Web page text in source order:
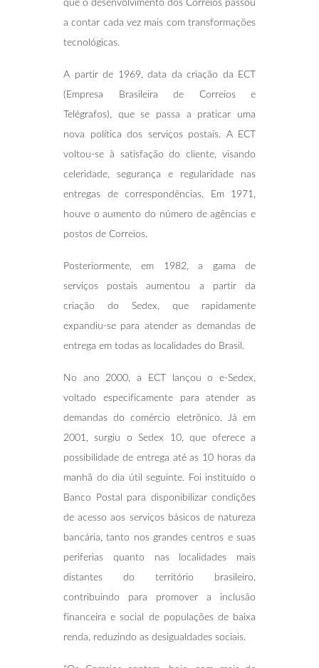
que o desenvolvimento dos Correios passou
a contar cada vez mais com transformações
tecnológicas.
A partir de 1969, data da criação da ECT
(Empresa Brasileira de Correios e
Telégrafos), que se passa a praticar uma
nova política dos serviços postais. A ECT
voltou-se à satisfação do cliente, visando
celeridade, segurança e regularidade nas
entregas de correspondências. Em 1971,
houve o aumento do número de agências e
postos de Correios.
Posteriormente, em 1982, a gama de
serviços postais aumentou a partir da
criação do Sedex, que rapidamente
expandiu-se para atender as demandas de
entrega em todas as localidades do Brasil.
No ano 2000, a ECT lançou o e-Sedex,
voltado especificamente para atender as
demandas do comércio eletrônico. Já em
2001, surgiu o Sedex 10, que oferece a
possibilidade de entrega até as 10 horas da
manhã do dia útil seguinte. Foi instituído o
Banco Postal para disponibilizar condições
de acesso aos serviços básicos de natureza
bancária, tanto nos grandes centros e suas
periferias quanto nas localidades mais
distantes do território brasileiro,
contribuindo para promover a inclusão
financeira e social de populações de baixa
renda, reduzindo as desigualdades sociais.